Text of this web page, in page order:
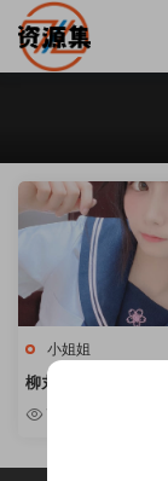
小姐姐
柳丸 – 15套图包合
7.3k